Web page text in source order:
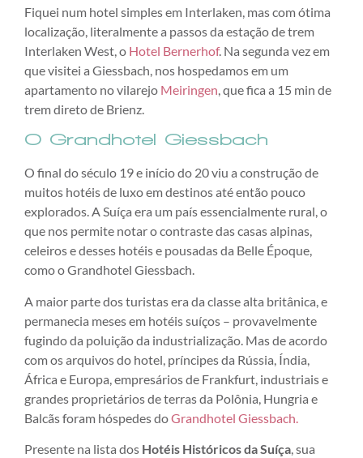
Fiquei num hotel simples em Interlaken, mas com ótima
localização, literalmente a passos da estação de trem
Interlaken West, o Hotel Bernerhof. Na segunda vez em
que visitei a Giessbach, nos hospedamos em um
apartamento no vilarejo Meiringen, que fica a 15 min de
trem direto de Brienz.
O Grandhotel Giessbach
O final do século 19 e início do 20 viu a construção de
muitos hotéis de luxo em destinos até então pouco
explorados. A Suíça era um país essencialmente rural, o
que nos permite notar o contraste das casas alpinas,
celeiros e desses hotéis e pousadas da Belle Époque,
como o Grandhotel Giessbach.
A maior parte dos turistas era da classe alta britânica, e
permanecia meses em hotéis suíços – provavelmente
fugindo da poluição da industrialização. Mas de acordo
com os arquivos do hotel, príncipes da Rússia, Índia,
África e Europa, empresários de Frankfurt, industriais e
grandes proprietários de terras da Polônia, Hungria e
Balcãs foram hóspedes doGrandhotel Giessbach.
Presente na lista dos Hotéis Históricos da Suíça, sua